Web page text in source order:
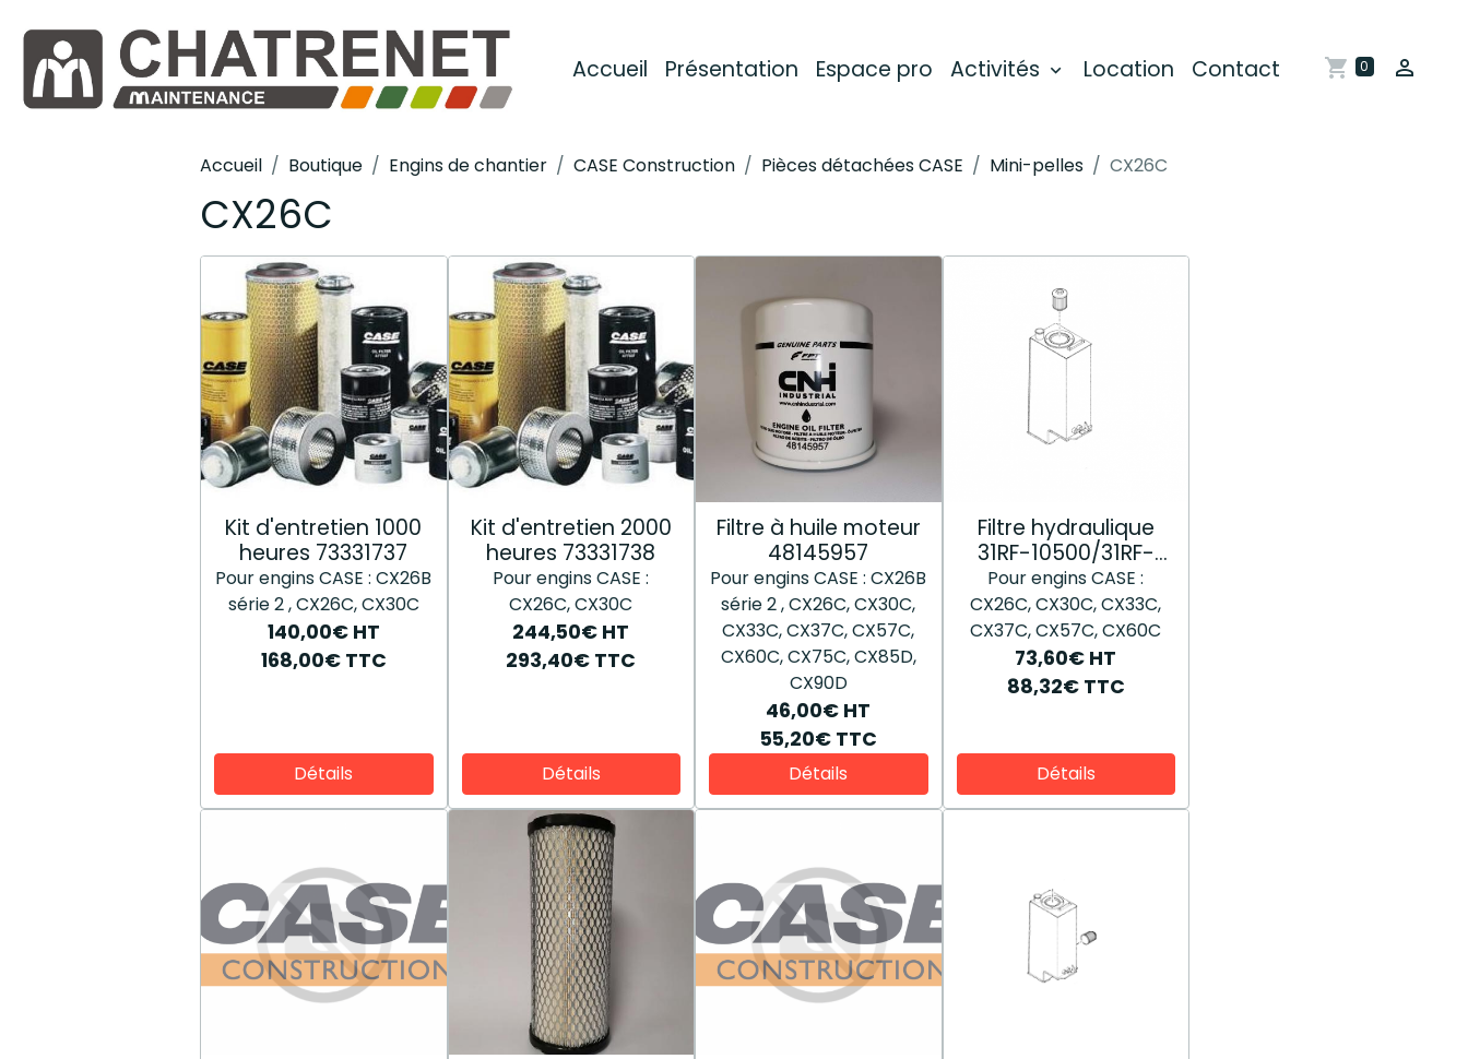
Accueil Présentation Espace pro Activités Location Contact 0
Accueil Boutique Engins de chantier CASE Construction Pièces détachées CASE Mini-pelles CX26C
CX26C
Kit d'entretien 1000
heures 73331737
Pour engins CASE : CX26B
série 2 , CX26C, CX30C
140,00€ HT
168,00€ TTC
Détails
Kit d'entretien 2000
heures 73331738
Pour engins CASE :
CX26C, CX30C
244,50€ HT
293,40€ TTC
Détails
Filtre à huile moteur
48145957
Pour engins CASE : CX26B
série 2 , CX26C, CX30C,
CX33C, CX37C, CX57C,
CX60C, CX75C, CX85D,
CX90D
46,00€ HT
55,20€ TTC
Détails
Filtre hydraulique
31RF-10500/31RF-
10050
Pour engins CASE :
CX26C, CX30C, CX33C,
CX37C, CX57C, CX60C
73,60€ HT
88,32€ TTC
Détails